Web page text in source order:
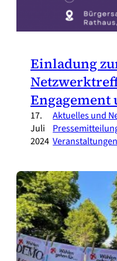
Einladung
Engagement
17.
Juli
2024
Aktuelles und
Veranstaltungen